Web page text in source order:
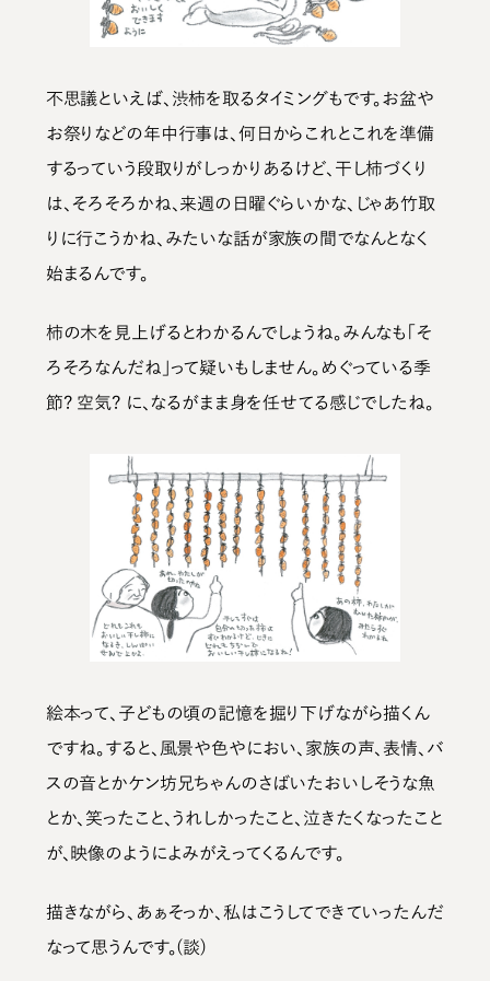
不思議といえば、渋柿を取るタイミングもです。お盆や
お祭りなどの年中行事は、何日からこれとこれを準備
するっていう段取りがしっかりあるけど、干し柿づくり
は、そろそろかね、来週の日曜ぐらいかな、じゃあ竹取
りに行こうかね、みたいな話が家族の間でなんとなく
始まるんです。
柿の木を見上げるとわかるんでしょうね。みんなも「そ
ろそろなんだね」って疑いもしません。めぐっている季
節? 空気? に、なるがまま身を任せてる感じでしたね。
絵本って、子どもの頃の記憶を掘り下げながら描くん
ですね。すると、風景や色やにおい、家族の声、表情、バ
スの音とかケン坊兄ちゃんのさばいたおいしそうな魚
とか、笑ったこと、うれしかったこと、泣きたくなったこと
が、映像のようによみがえってくるんです。
描きながら、あぁそっか、私はこうしてできていったんだ
なって思うんです。(談)